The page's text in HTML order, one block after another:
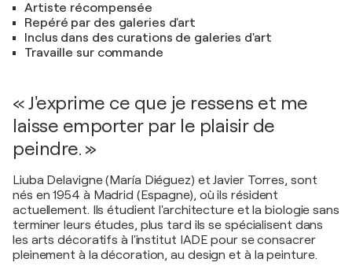
Artiste récompensée
Repéré par des galeries d'art
Inclus dans des curations de galeries d'art
Travaille sur commande
« J'exprime ce que je ressens et me
laisse emporter par le plaisir de
peindre. »
Liuba Delavigne (María Diéguez) et Javier Torres, sont
nés en 1954 à Madrid (Espagne), où ils résident
actuellement. Ils étudient l'architecture et la biologie sans
terminer leurs études, plus tard ils se spécialisent dans
les arts décoratifs à l'institut IADE pour se consacrer
pleinement à la décoration, au design et à la peinture.